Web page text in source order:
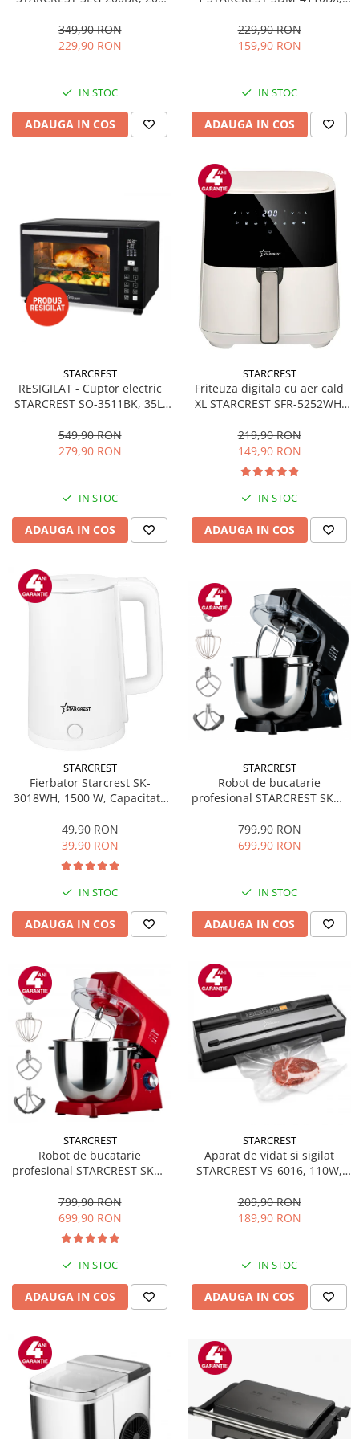
Cutite & seturi
Prelungitoare
Sport & Activitati in aer liber
Cutii frigorifice
Aparate de spalat cu presiune
Calorifere electrice
Climatizare
Purificatoare
Ingrijire personala
Uscatoare de par
Obiecte sanitare
Accesorii
Alte obiecte sanitare
349,90 RON
229,90 RON
IN STOC
ADAUGA IN COS
invelis ceramic pentru vafe,
nuci, gogosi si smile
229,90 RON
159,90 RON
IN STOC
ADAUGA IN COS
STARCREST
RESIGILAT - Cuptor electric
STARCREST SO-3511BK, 35L,
Programe predefinite,
Interfata digitala, Negru
549,90 RON
279,90 RON
IN STOC
ADAUGA IN COS
STARCREST
Friteuza digitala cu aer cald
XL STARCREST SFR-5252WH,
200 °C, 8 programe
predefinite, Alb
219,90 RON
149,90 RON
IN STOC
ADAUGA IN COS
STARCREST
Fierbator Starcrest SK-
3018WH, 1500 W, Capacitate
49,90 RON
39,90 RON
IN STOC
ADAUGA IN COS
STARCREST
Robot de bucatarie
profesional STARCREST SKM-
5 Accesorii, 6 Viteze + Pulse,
Angrenaje metalice, Negru
799,90 RON
699,90 RON
IN STOC
ADAUGA IN COS
STARCREST
Robot de bucatarie
profesional STARCREST SKM-
5 Accesorii, 6 Viteze + Pulse,
Angrenaje metalice, Rosu
799,90 RON
699,90 RON
IN STOC
ADAUGA IN COS
STARCREST
Aparat de vidat si sigilat
STARCREST VS-6016, 110W,
Furtun de vidare caserole,
Cutter incorporat, Negru/Inox
209,90 RON
189,90 RON
IN STOC
ADAUGA IN COS